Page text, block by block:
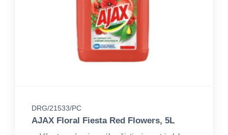
DRG/21533/PC
AJAX Floral Fiesta Red Flowers, 5L